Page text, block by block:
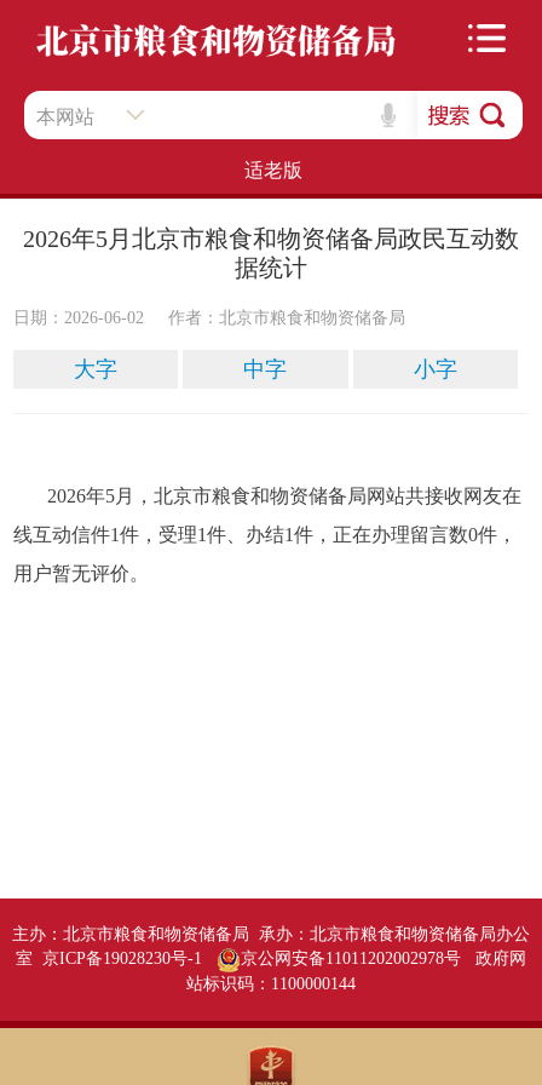
本网站
适老版
2026年5月北京市粮食和物资储备局政民互动数
据统计
日期：2026-06-02 作者：​北京市粮食和物资储备局
大字 中字 小字
2026年5月，北京市粮食和物资储备局网站共接收网友在
线互动信件1件，受理1件、办结1件，正在办理留言数0件，
用户暂无评价。
主办：北京市粮食和物资储备局 承办：北京市粮食和物资储备局办公
室 京ICP备19028230号-1
京公网安备11011202002978号政府网
站标识码：1100000144